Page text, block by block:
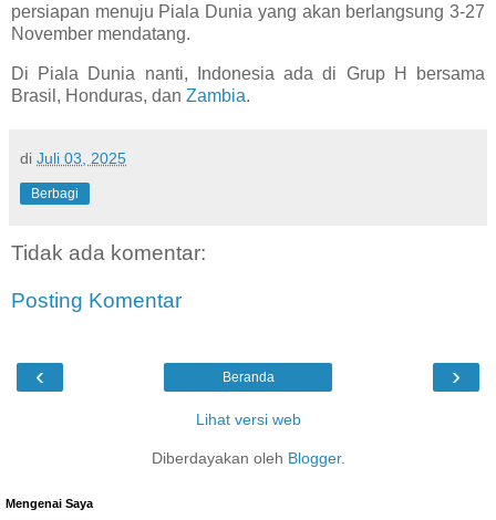
persiapan menuju Piala Dunia yang akan berlangsung 3-27
November mendatang.
Di Piala Dunia nanti, Indonesia ada di Grup H bersama
Brasil, Honduras, dan Zambia.
di Juli 03, 2025
Berbagi
Tidak ada komentar:
Posting Komentar
‹ ›
Beranda
Lihat versi web
Diberdayakan oleh Blogger.
Mengenai Saya